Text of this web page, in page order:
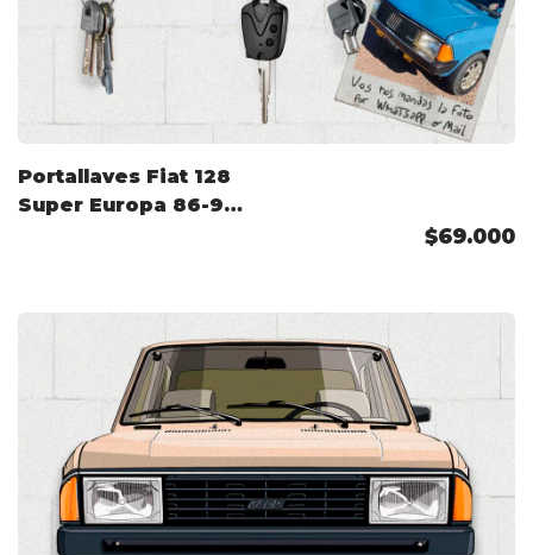
Portallaves Fiat 128
Super Europa 86-90
$69.000